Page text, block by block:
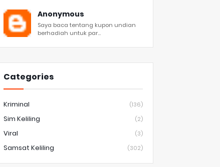
Anonymous
Saya baca tentang kupon undian
berhadiah untuk par...
Categories
Kriminal (136)
Sim Keliling (2)
Viral (3)
Samsat Keliling (302)